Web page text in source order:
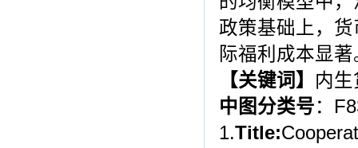
政策基础上，
际福利成本显著
【关键词 】 内
中图分类号：
1.Title: